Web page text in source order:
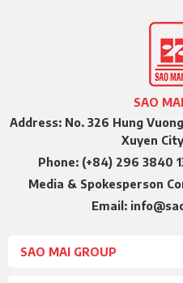
SAO
Address: No. 326 Hung
Xuyen
Phone: (+84) 296 3840
Media & Spokesperson
Email:
SAO MAI GROUP